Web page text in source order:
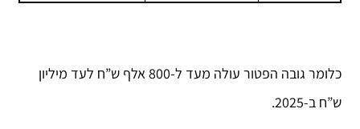
כלומר גובה הפטור עולה מעד ל-800 אלף ש”ח לעד מיליון
ש”ח ב-2025.